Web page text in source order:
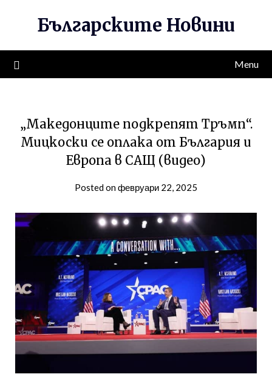
Българските Новини
Menu
„Македонците подкрепят Тръмп“.
Мицкоски се оплака от България и
Европа в САЩ (видео)
Posted on февруари 22, 2025